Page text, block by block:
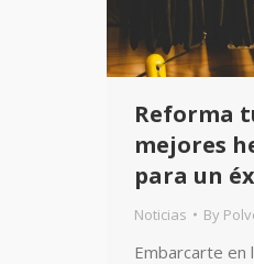
Reforma
mejores
para un
Noticias By
Embarcarte en